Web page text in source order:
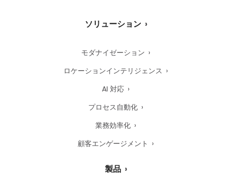
ソリューション
モダナイゼーション
ロケーションインテリジェンス
AI 対応
プロセス自動化
業務効率化
顧客エンゲージメント
製品